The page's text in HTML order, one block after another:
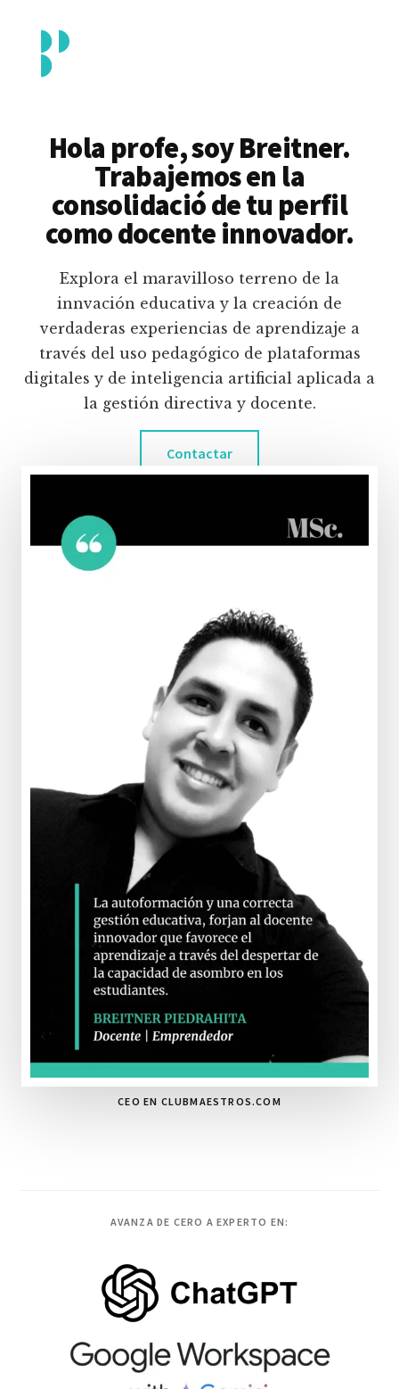
contenido
principal
menu
Piedrahita
docente
pedagógico
educativas
digitales
inteligencia
artificial.
Hola profe, soy Breitner.
Trabajemos en la
consolidació de tu perfil
como docente innovador.
Explora el maravilloso terreno de la
innvación educativa y la creación de
verdaderas experiencias de aprendizaje a
través del uso pedagógico de plataformas
digitales y de inteligencia artificial aplicada a
la gestión directiva y docente.
Contactar
CEO EN CLUBMAESTROS.COM
AVANZA DE CERO A EXPERTO EN: